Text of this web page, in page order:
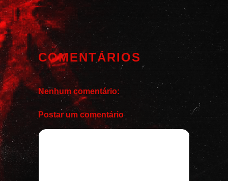
COMENTÁRIOS
Nenhum comentário:
Postar um comentário